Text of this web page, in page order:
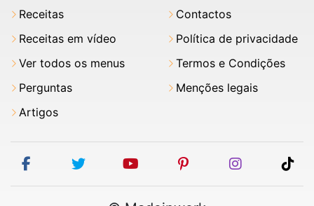
Receitas
Receitas em vídeo
Ver todos os menus
Perguntas
Artigos
Contactos
Política de privacidade
Termos e Condições
Menções legais
facebooktwitter youtubepinterestinstagram